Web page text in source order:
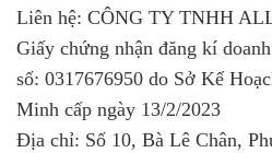
Liên hệ: CÔNG TY TNHH
Giấy chứng nhận đăng kí
số: 0317676950 do Sở Kế
Minh cấp ngày 13/2/2023
Địa chỉ: Số 10, Bà Lê Chân,